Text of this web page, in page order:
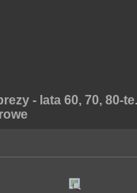
- lata 60, 70, 80-te.